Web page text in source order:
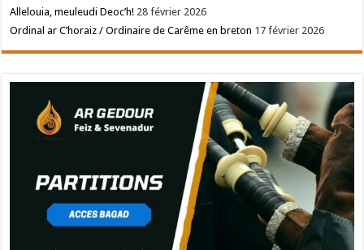
Allelouia, meuleudi Deoc’h! 28 février 2026
Ordinal ar C’horaiz / Ordinaire de Carême en breton 17 février 2026